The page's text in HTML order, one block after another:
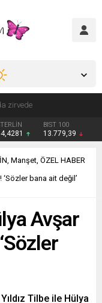
BIST 100
13.779,39
, Manşet, ÖZEL HABER
bana ait değil’
Avşar
Tilbe ile Hülya